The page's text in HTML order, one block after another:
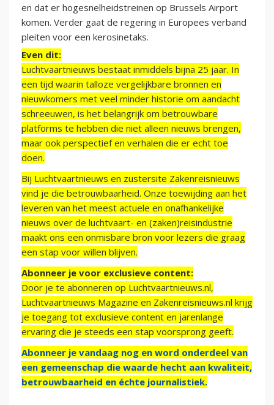
en dat er hogesnelheidstreinen op Brussels Airport
komen. Verder gaat de regering in Europees verband
pleiten voor een kerosinetaks.
Even dit:
Luchtvaartnieuws bestaat inmiddels bijna 25 jaar. In
een tijd waarin talloze vergelijkbare bronnen en
nieuwkomers met veel minder historie om aandacht
schreeuwen, is het belangrijk om betrouwbare
platforms te hebben die niet alleen nieuws brengen,
maar ook perspectief en verhalen die er echt toe
doen.
Bij Luchtvaartnieuws en zustersite Zakenreisnieuws
vind je die betrouwbaarheid. Onze toewijding aan het
leveren van het meest actuele en onafhankelijke
nieuws over de luchtvaart- en (zaken)reisindustrie
maakt ons een onmisbare bron voor lezers die graag
een stap voor willen blijven.
Abonneer je voor exclusieve content:
Door je te abonneren op Luchtvaartnieuws.nl,
Luchtvaartnieuws Magazine en Zakenreisnieuws.nl krijg
je toegang tot exclusieve content en jarenlange
ervaring die je steeds een stap voorsprong geeft.
Abonneer je vandaag nog en word onderdeel van
een gemeenschap die waarde hecht aan kwaliteit,
betrouwbaarheid en échte journalistiek.